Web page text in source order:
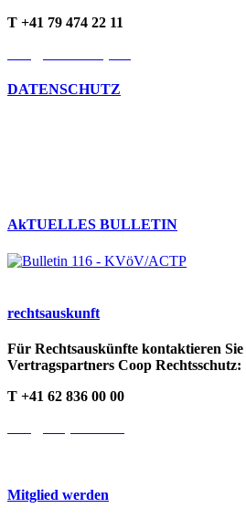
T +41 79 474 22 11
DATENSCHUTZ
AkTUELLES BULLETIN
rechts­auskunft
Für Rechtsauskünfte kontaktieren Sie
Vertragspartners Coop Rechtsschutz:
T +41 62 836 00 00
Mitglied werden